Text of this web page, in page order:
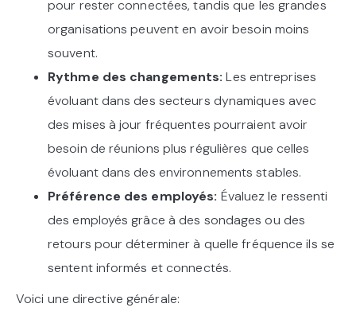
pour rester connectées, tandis que les grandes
organisations peuvent en avoir besoin moins
souvent.
Rythme des changements: Les entreprises
évoluant dans des secteurs dynamiques avec
des mises à jour fréquentes pourraient avoir
besoin de réunions plus régulières que celles
évoluant dans des environnements stables.
Préférence des employés: Évaluez le ressenti
des employés grâce à des sondages ou des
retours pour déterminer à quelle fréquence ils se
sentent informés et connectés.
Voici une directive générale: